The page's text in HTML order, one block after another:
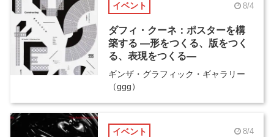
イベント 8/4
ダフィ・クーネ：ポスターを構
築する ―形をつくる、版をつく
る、表現をつくる―
ギンザ・グラフィック・ギャラリー
（ggg）
イベント 8/4